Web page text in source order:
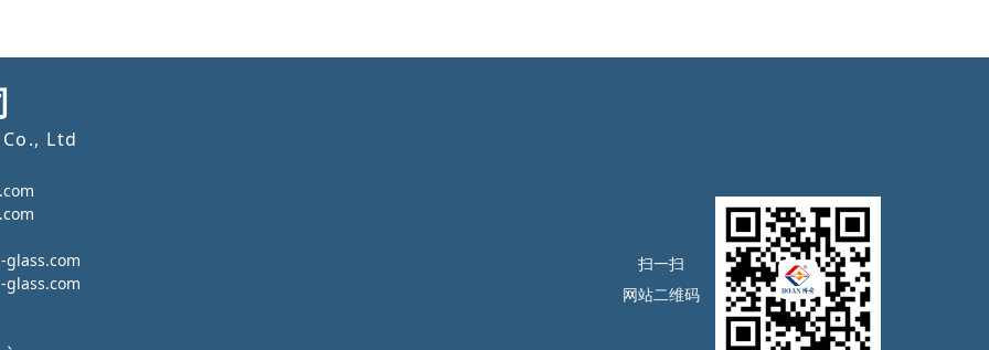
Ltd
glass.com
glass.com
扫一扫
网站二维码